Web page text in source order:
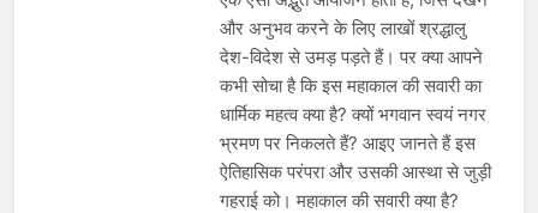
देशभर में विशेष कार्यक्रमों के जरिए भारतीय
बुनकरों और पारंपरिक वस्त्रों को मिलेगा बढ़ावा
August 2, 2026
प्रधानमंत्री नरेंद्र मोदी ने भोगापुरम
अंतरराष्ट्रीय हवाई अड्डे का उद्घाटन किया,
आंध्र प्रदेश में ₹18,000 करोड़ की विकास
परियोजनाओं की शुरुआत
August 2, 2026
केंद्र सरकार ने विस्तारित Khelo India
Scheme को मंजूरी दी, खेल ढाँचे को मजबूत
करने के लिए ₹36,441 करोड़ का बड़ा
August 1, 2026
और अनुभव करने के लिए लाखों श्रद्धालु
देश-विदेश से उमड़ पड़ते हैं। पर क्या आपने
कभी सोचा है कि इस महाकाल की सवारी का
धार्मिक महत्व क्या है? क्यों भगवान स्वयं नगर
भ्रमण पर निकलते हैं? आइए जानते हैं इस
ऐतिहासिक परंपरा और उसकी आस्था से जुड़ी
गहराई को। महाकाल की सवारी क्या है?